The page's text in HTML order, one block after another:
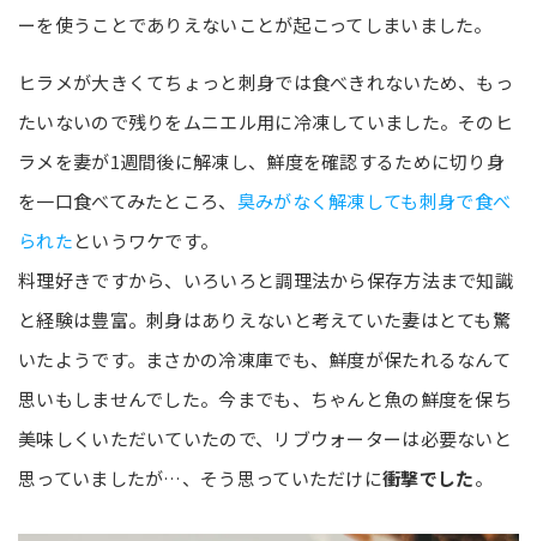
ーを使うことでありえないことが起こってしまいました。
ヒラメが大きくてちょっと刺身では食べきれないため、もっ
たいないので残りをムニエル用に冷凍していました。そのヒ
ラメを妻が1週間後に解凍し、鮮度を確認するために切り身
を一口食べてみたところ、 臭みがなく解凍しても刺身で食べ
られたというワケです。
料理好きですから、いろいろと調理法から保存方法まで知識
と経験は豊富。刺身はありえないと考えていた妻はとても驚
いたようです。まさかの冷凍庫でも、鮮度が保たれるなんて
思いもしませんでした。今までも、ちゃんと魚の鮮度を保ち
美味しくいただいていたので、リブウォーターは必要ないと
思っていましたが…、そう思っていただけに衝撃でした。